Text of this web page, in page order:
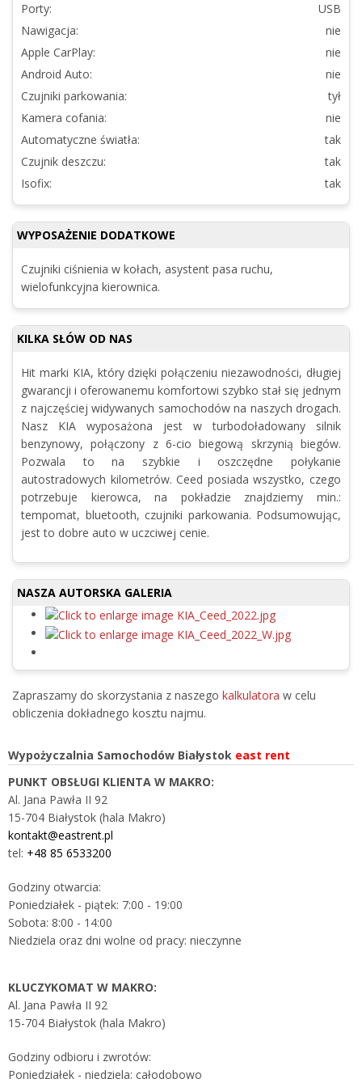
Białymstoku.
Porty:
USB
Nawigacja:
nie
Apple CarPlay:
nie
Android Auto:
nie
Czujniki parkowania:
tył
Kamera cofania:
nie
Automatyczne światła:
tak
Czujnik deszczu:
tak
Isofix:
tak
WYPOSAŻENIE DODATKOWE
Czujniki ciśnienia w kołach, asystent pasa ruchu,
wielofunkcyjna kierownica.
KILKA SŁÓW OD NAS
Hit marki KIA, który dzięki połączeniu niezawodności, długiej
gwarancji i oferowanemu komfortowi szybko stał się jednym
z najczęściej widywanych samochodów na naszych drogach.
Nasz KIA wyposażona jest w turbodoładowany silnik
benzynowy, połączony z 6-cio biegową skrzynią biegów.
Pozwala to na szybkie i oszczędne połykanie
autostradowych kilometrów. Ceed posiada wszystko, czego
potrzebuje kierowca, na pokładzie znajdziemy min.:
tempomat, bluetooth, czujniki parkowania. Podsumowując,
jest to dobre auto w uczciwej cenie.
NASZA AUTORSKA GALERIA
Zapraszamy do skorzystania z naszego kalkulatora w celu
obliczenia dokładnego kosztu najmu.
Wypożyczalnia Samochodów Białystok east rent
PUNKT OBSŁUGI KLIENTA W MAKRO:
Al. Jana Pawła II 92
15-704 Białystok (hala Makro)
kontakt@eastrent.pl
tel: +48 85 6533200
Godziny otwarcia:
Poniedziałek - piątek: 7:00 - 19:00
Sobota: 8:00 - 14:00
Niedziela oraz dni wolne od pracy: nieczynne
KLUCZYKOMAT W MAKRO:
Al. Jana Pawła II 92
15-704 Białystok (hala Makro)
Godziny odbioru i zwrotów:
Poniedziałek - niedziela: całodobowo